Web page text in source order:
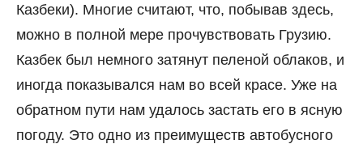
Казбеки). Многие считают, что, побывав здесь,
можно в полной мере прочувствовать Грузию.
Казбек был немного затянут пеленой облаков, и
иногда показывался нам во всей красе. Уже на
обратном пути нам удалось застать его в ясную
погоду. Это одно из преимуществ автобусного